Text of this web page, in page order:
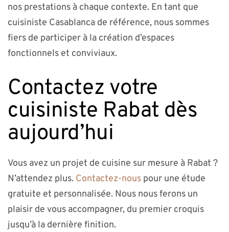
nos prestations à chaque contexte. En tant que
cuisiniste Casablanca de référence, nous sommes
fiers de participer à la création d’espaces
fonctionnels et conviviaux.
Contactez votre
cuisiniste Rabat dès
aujourd’hui
Vous avez un projet de cuisine sur mesure à Rabat ?
N’attendez plus. Contactez-nous pour une étude
gratuite et personnalisée. Nous nous ferons un
plaisir de vous accompagner, du premier croquis
jusqu’à la dernière finition.